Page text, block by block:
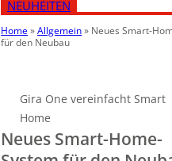
NEUHEITEN
Home»Allgemein» Neues Smart-
für den Neubau
Gira One vereinfacht Smart
Home
Neues Smart-Home-